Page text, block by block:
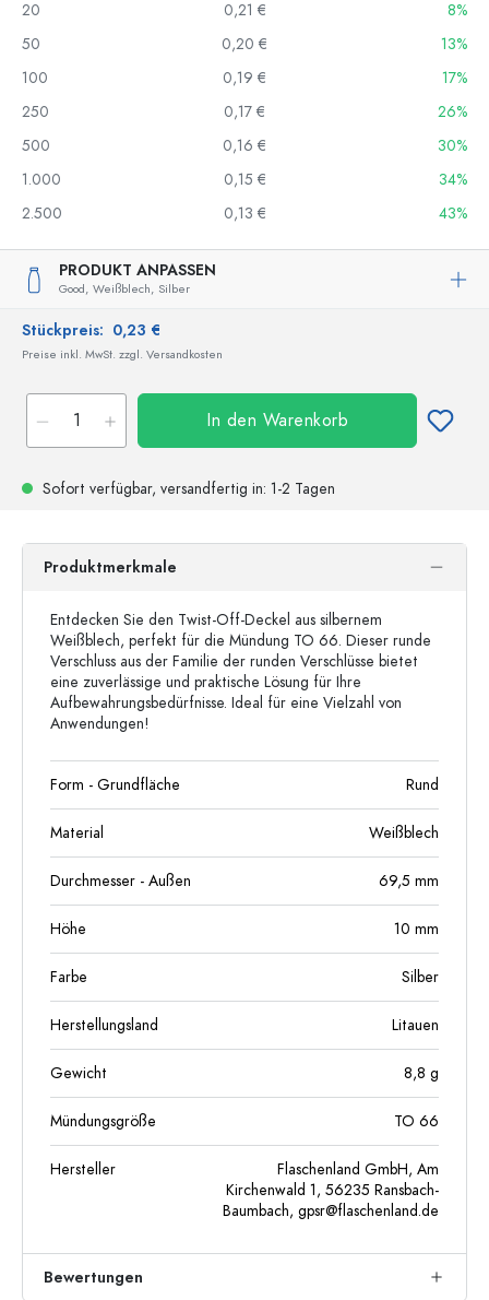
20
0,21 €
8%
50
0,20 €
13%
100
0,19 €
17%
250
0,17 €
26%
500
0,16 €
30%
1.000
0,15 €
34%
2.500
0,13 € 43%
PRODUKT ANPASSEN
Good, Weißblech, Silber
Stückpreis: 0,23 €
Preise inkl. MwSt. zzgl. Versandkosten
In den Warenkorb
Sofort verfügbar, versandfertig in: 1-2 Tagen
Produktmerkmale
Entdecken Sie den Twist-Off-Deckel aus silbernem
Weißblech, perfekt für die Mündung TO 66. Dieser runde
Verschluss aus der Familie der runden Verschlüsse bietet
eine zuverlässige und praktische Lösung für Ihre
Aufbewahrungsbedürfnisse. Ideal für eine Vielzahl von
Anwendungen!
Form - Grundfläche Rund
Material Weißblech
Durchmesser - Außen 69,5 mm
Höhe 10 mm
Farbe Silber
Herstellungsland Litauen
Gewicht 8,8 g
Mündungsgröße TO 66
Hersteller
Flaschenland GmbH, Am
Kirchenwald 1, 56235 Ransbach-
Baumbach, gpsr@flaschenland.de
Bewertungen